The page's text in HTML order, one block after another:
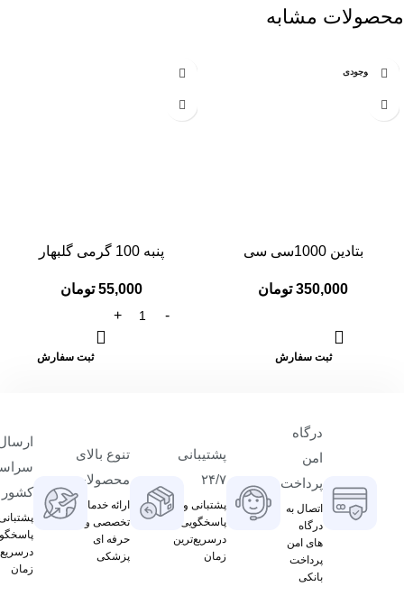
محصولات مشابه
عدم موجودی
بتادین 1000سی سی
350,000 تومان
ثبت سفارش
پنبه 100 گرمی گلبهار
55,000 تومان
ثبت سفارش
درگاه
امن
پرداخت
اتصال به
درگاه
های امن
پرداخت
بانکی
پشتیبانی
۲۴/۷
پشتبانی و
پاسخگویی
درسریع‌ترین
زمان
تنوع بالای
محصولات
ارائه خدمات
تخصصی و
حرفه ای
پزشکی
کشور
زمان